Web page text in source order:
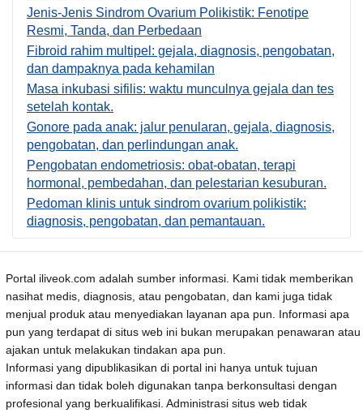
Jenis-Jenis Sindrom Ovarium Polikistik: Fenotipe
Resmi, Tanda, dan Perbedaan
Fibroid rahim multipel: gejala, diagnosis, pengobatan,
dan dampaknya pada kehamilan
Masa inkubasi sifilis: waktu munculnya gejala dan tes
setelah kontak.
Gonore pada anak: jalur penularan, gejala, diagnosis,
pengobatan, dan perlindungan anak.
Pengobatan endometriosis: obat-obatan, terapi
hormonal, pembedahan, dan pelestarian kesuburan.
Pedoman klinis untuk sindrom ovarium polikistik:
diagnosis, pengobatan, dan pemantauan.
Portal iliveok.com adalah sumber informasi. Kami tidak memberikan
nasihat medis, diagnosis, atau pengobatan, dan kami juga tidak
menjual produk atau menyediakan layanan apa pun. Informasi apa
pun yang terdapat di situs web ini bukan merupakan penawaran atau
ajakan untuk melakukan tindakan apa pun.
Informasi yang dipublikasikan di portal ini hanya untuk tujuan
informasi dan tidak boleh digunakan tanpa berkonsultasi dengan
profesional yang berkualifikasi. Administrasi situs web tidak